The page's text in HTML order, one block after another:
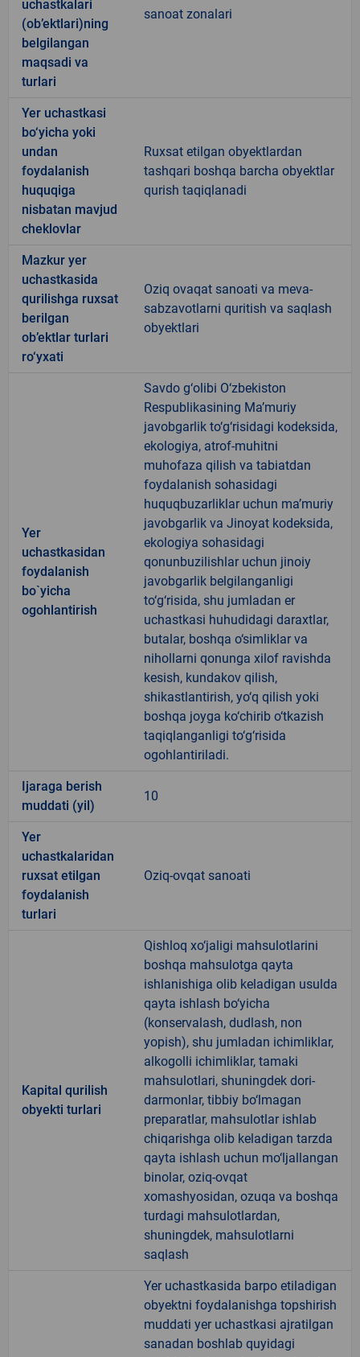
uchastkalari
(ob’ektlari)ning
belgilangan
maqsadi va
turlari
sanoat zonalari
Yer uchastkasi
bo‘yicha yoki
undan
foydalanish
huquqiga
nisbatan mavjud
cheklovlar
Ruxsat etilgan obyektlardan
tashqari boshqa barcha obyektlar
qurish taqiqlanadi
Mazkur yer
uchastkasida
qurilishga ruxsat
berilgan
ob’ektlar turlari
ro‘yxati
Oziq ovaqat sanoati va meva-
sabzavotlarni quritish va saqlash
obyektlari
Yer
uchastkasidan
foydalanish
bo`yicha
ogohlantirish
Savdo g‘olibi O‘zbekiston
Respublikasining Ma’muriy
javobgarlik to‘g‘risidagi kodeksida,
ekologiya, atrof-muhitni
muhofaza qilish va tabiatdan
foydalanish sohasidagi
huquqbuzarliklar uchun ma’muriy
javobgarlik va Jinoyat kodeksida,
ekologiya sohasidagi
qonunbuzilishlar uchun jinoiy
javobgarlik belgilanganligi
to‘g‘risida, shu jumladan er
uchastkasi huhudidagi daraxtlar,
butalar, boshqa o‘simliklar va
nihollarni qonunga xilof ravishda
kesish, kundakov qilish,
shikastlantirish, yo‘q qilish yoki
boshqa joyga ko‘chirib o‘tkazish
taqiqlanganligi to‘g‘risida
ogohlantiriladi.
Ijaraga berish
muddati (yil)
10
Yer
uchastkalaridan
ruxsat etilgan
foydalanish
turlari
Oziq-ovqat sanoati
Kapital qurilish
obyekti turlari
Qishloq xo‘jaligi mahsulotlarini
boshqa mahsulotga qayta
ishlanishiga olib keladigan usulda
qayta ishlash bo‘yicha
(konservalash, dudlash, non
yopish), shu jumladan ichimliklar,
alkogolli ichimliklar, tamaki
mahsulotlari, shuningdek dori-
darmonlar, tibbiy bo‘lmagan
preparatlar, mahsulotlar ishlab
chiqarishga olib keladigan tarzda
qayta ishlash uchun mo‘ljallangan
binolar, oziq-ovqat
xomashyosidan, ozuqa va boshqa
turdagi mahsulotlardan,
shuningdek, mahsulotlarni
saqlash
Yer uchastkasida barpo etiladigan
obyektni foydalanishga topshirish
muddati yer uchastkasi ajratilgan
sanadan boshlab quyidagi